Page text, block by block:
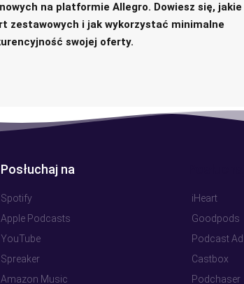
na platformie Allegro. Dowiesz się, jakie
zestawowych i jak wykorzystać minimalne
swojej oferty.
Posłuchaj na
Spotify
Apple Podcasts
YouTube
Spreaker
Amazon Music
iHeart
Goodpods
Podcast
Castbox
Podchaser